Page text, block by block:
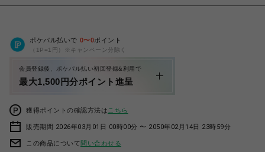
ポケパル払いで 0〜0ポイント
（1P=1円）※キャンペーン分除く
会員登録後、ポケパル払い初回登録&利用で
最大1,500円分ポイント進呈
獲得ポイントの確認方法は こちら
販売期間 2026年03月01日 00時00分 〜 2050年02月14日 23時59分
この商品について問い合わせる